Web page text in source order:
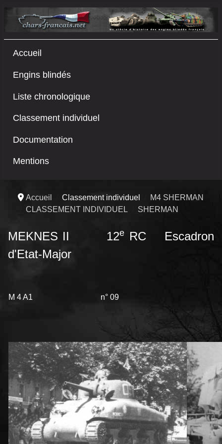
Accueil
Engins blindés
Liste chronologique
Classement individuel
Documentation
Mentions
Accueil Classement individuel
M4 SHERMAN
CLASSEMENT INDIVIDUEL
SHERMAN
MEKNES II 12e RC Escadron
d'Etat-Major
M 4 A1 n° 09